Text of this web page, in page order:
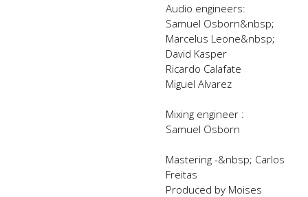
Audio engineers:
Samuel Osborn&nbsp;
Marcelus Leone&nbsp;
David Kasper
Ricardo Calafate
Miguel Alvarez
Mixing engineer :
Samuel Osborn
Mastering -&nbsp; Carlos
Freitas
Produced by Moises